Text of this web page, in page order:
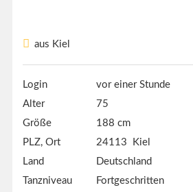
aus Kiel
Login
vor einer Stunde
Alter
75
Größe
188 cm
PLZ, Ort
24113 Kiel
Land
Deutschland
Tanzniveau
Fortgeschritten